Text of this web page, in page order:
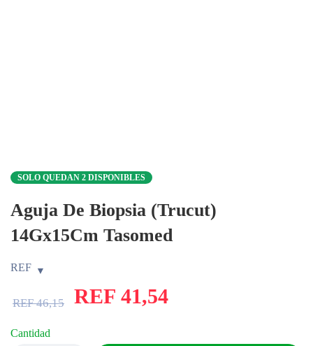
SOLO QUEDAN 2 DISPONIBLES
Aguja De Biopsia (Trucut)
14Gx15Cm Tasomed
REF
REF46,15 REF 41,54
Cantidad